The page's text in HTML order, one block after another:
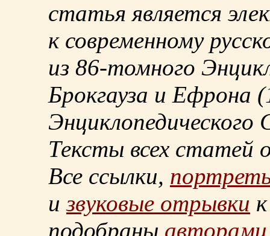
статья является
к современному
из 86-томного
Брокгауза и Ефрона
Энциклопедического
Тексты всех статей
Все ссылки,
извуковые отрывки
подобраны авторами